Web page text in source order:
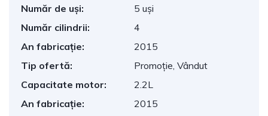
Număr de uși:
5 uși
Număr cilindrii:
4
An fabricație:
2015
Tip ofertă:
Promoție, Vândut
Capacitate motor:
2.2L
An fabricație:
2015